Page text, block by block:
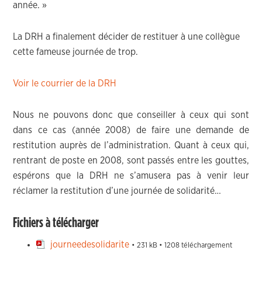
année. »
La DRH a finalement décider de restituer à une collègue
cette fameuse journée de trop.
Voir le courrier de la DRH
Nous ne pouvons donc que conseiller à ceux qui sont
dans ce cas (année 2008) de faire une demande de
restitution auprès de l’administration. Quant à ceux qui,
rentrant de poste en 2008, sont passés entre les gouttes,
espérons que la DRH ne s’amusera pas à venir leur
réclamer la restitution d’une journée de solidarité…
Fichiers à télécharger
journeedesolidarite • 231 kB • 1208 téléchargement